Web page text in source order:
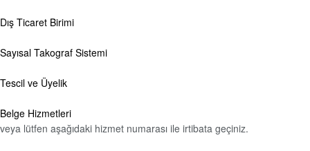
Dış Ticaret Birimi
Sayısal Takograf Sistemi
Tescil ve Üyelik
Belge Hizmetleri
veya lütfen aşağıdaki hizmet numarası ile irtibata geçiniz.